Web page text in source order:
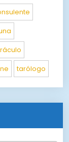
tarólogo